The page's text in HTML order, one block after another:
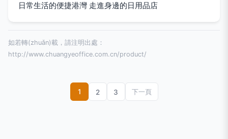
日常生活的便捷港灣 走進身邊的日用品店
如若轉(zhuǎn)載，請注明出處：
http://www.chuangyeoffice.com.cn/product/
1 2 3 下一頁